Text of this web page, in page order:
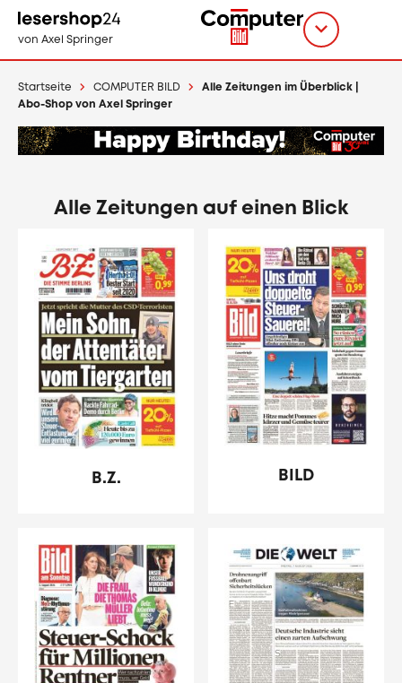
zum
Inhalt
von Axel Springer
Titel
Startseite COMPUTER BILD
Alle Zeitungen im Überblick |
Abo-Shop von Axel Springer
Alle Zeitungen auf einen Blick
B.Z. BILD